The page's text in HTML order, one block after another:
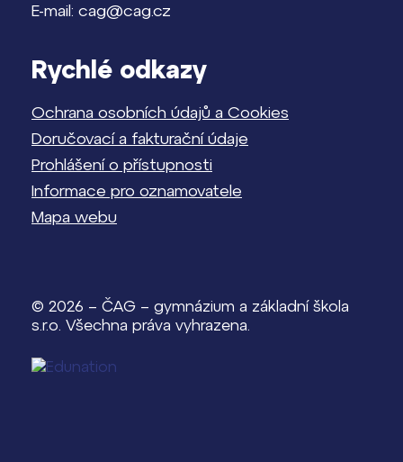
E-mail: cag@cag.cz
Rychlé odkazy
Ochrana osobních údajů a Cookies
Doručovací a fakturační údaje
Prohlášení o přístupnosti
Informace pro oznamovatele
Mapa webu
© 2026 – ČAG – gymnázium a základní škola
s.r.o. Všechna práva vyhrazena.